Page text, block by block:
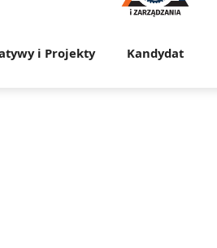
i Projekty Kandydat